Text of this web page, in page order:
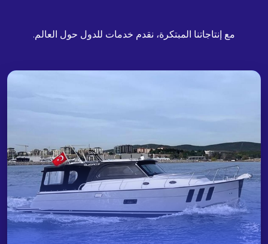
مع إنتاجاتنا المبتكرة، نقدم خدمات للدول حول العالم.